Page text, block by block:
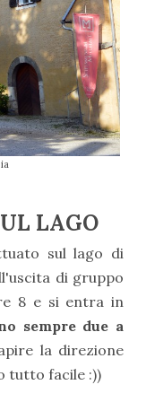
LAGO
sul lago di
di gruppo
8 e si entra in
sempre due a
la direzione
tutto facile :))